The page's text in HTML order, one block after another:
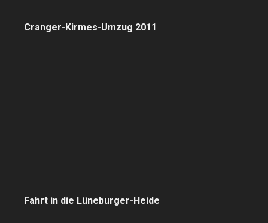
Cranger-Kirmes-Umzug 2011
Fahrt in die Lüneburger-Heide